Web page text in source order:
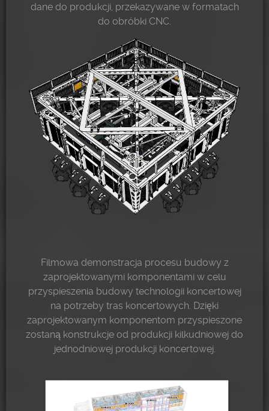
dane do produkcji, przekazywane w formatach
do obróbki CNC.
Filmowa demonstracja procesu budowy z
zaprojektowanymi komponentami w celu
przyspieszenia budowy technologii koncertowej
na potrzeby tras koncertowych. Dzięki
zaprojektowanym komponentom przyspieszone
zostaną konstrukcje od produkcji kilkudniowej do
jednodniowej produkcji koncertowej.